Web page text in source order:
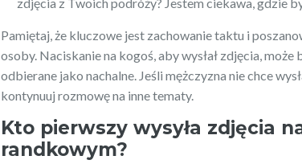
Pamiętaj, że kluczowe jest zachowanie taktu i
osoby. Naciskanie na kogoś, aby wysłał zdjęcia,
odbierane jako nachalne. Jeśli mężczyzna nie chce
kontynuuj rozmowę na inne tematy.
Kto pierwszy wysyła zdjęcia
randkowym?